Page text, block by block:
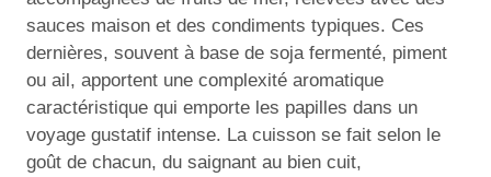
sauces maison et des condiments typiques. Ces
dernières, souvent à base de soja fermenté, piment
ou ail, apportent une complexité aromatique
caractéristique qui emporte les papilles dans un
voyage gustatif intense. La cuisson se fait selon le
goût de chacun, du saignant au bien cuit,